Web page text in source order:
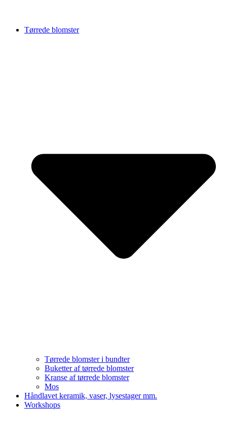
Tørrede blomster
Tørrede blomster i bundter
Buketter af tørrede blomster
Kranse af tørrede blomster
Mos
Håndlavet keramik, vaser, lysestager mm.
Workshops